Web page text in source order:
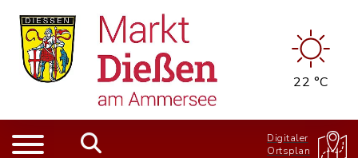
22 °C
Digitaler
Ortsplan